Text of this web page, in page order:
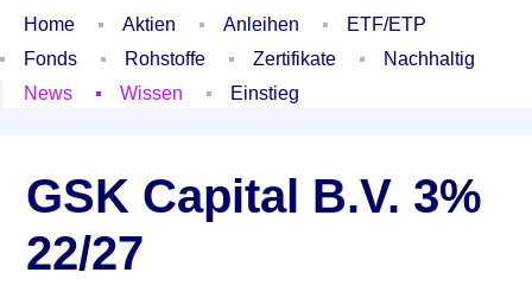
Home Aktien Anleihen
ETF/ETP
Fonds
Rohstoffe Zertifikate
Nachhaltig
News
Wissen Einstieg
GSK Capital B.V. 3%
22/27